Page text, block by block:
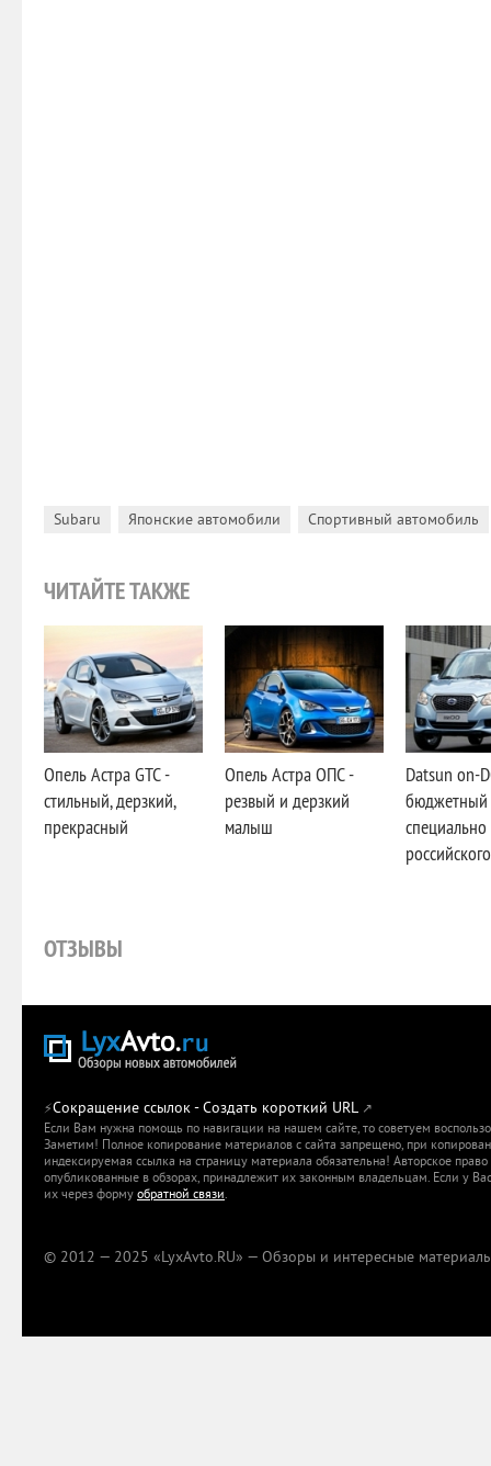
Subaru Японские автомобили Спортивный автомобиль
ЧИТАЙТЕ ТАКЖЕ
Опель Астра GTC -
стильный, дерзкий,
прекрасный
Опель Астра ОПС -
резвый и дерзкий
малыш
Datsun on-
бюджетный
ОТЗЫВЫ
⚡Сокращение ссылок - Создать короткий URL ↗
Если Вам нужна помощь по навигации на нашем сайте, то советуем
Заметим! Полное копирование материалов с сайта запрещено, при
индексируемая ссылка на страницу материала обязательна! Авторское
опубликованные в обзорах, принадлежит их законным владельцам. Если у
их через форму обратной связи.
© 2012 — 2025 «LyxAvto.RU» — Обзоры и интересные